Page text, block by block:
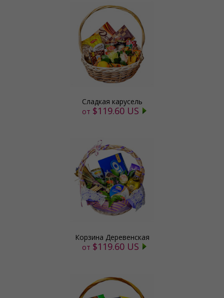
Сладкая карусель
от $119.60 US
Корзина Деревенская
от $119.60 US